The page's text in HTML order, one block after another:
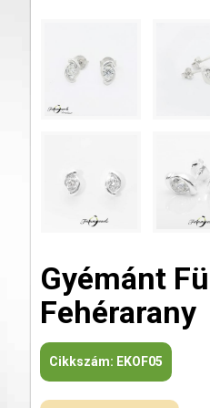
Gyémánt
Fehérarany
Cikkszám: EKOF05